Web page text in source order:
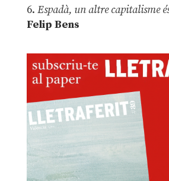
6. Espadà, un altre capitalisme
Felip Bens